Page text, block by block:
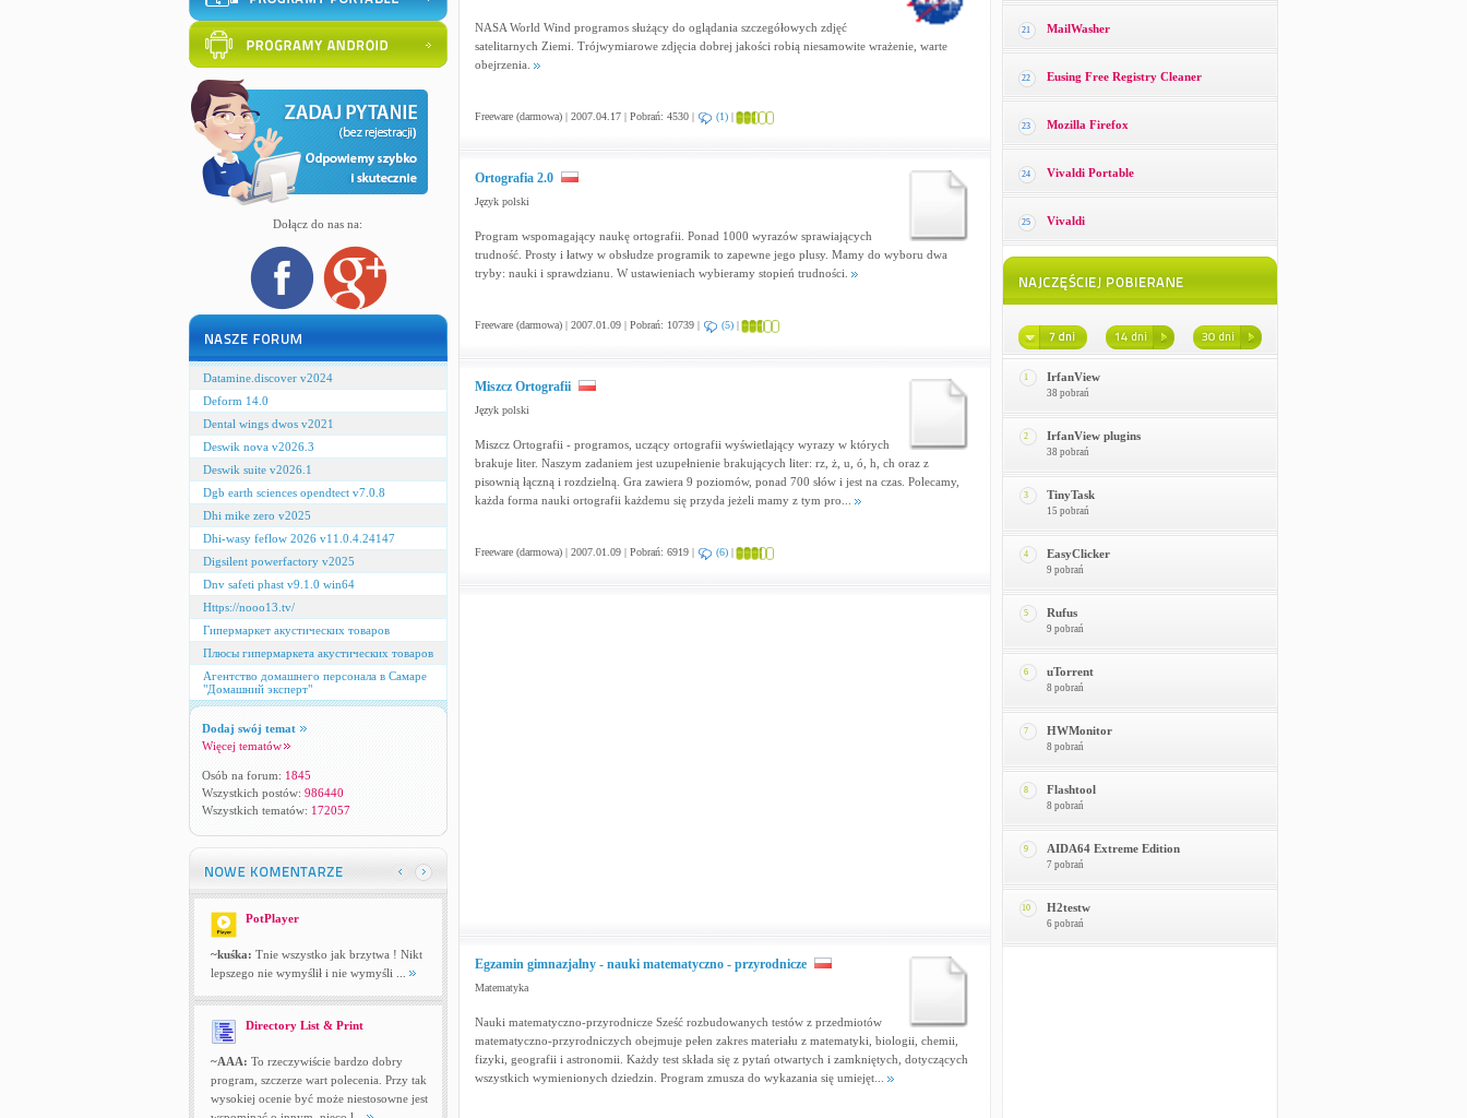
Dołącz do nas na:
Datamine.discover v2024
Deform 14.0
Dental wings dwos v2021
Deswik nova v2026.3
Deswik suite v2026.1
Dgb earth sciences opendtect v7.0.8
Dhi mike zero v2025
Dhi-wasy feflow 2026 v11.0.4.24147
Digsilent powerfactory v2025
Dnv safeti phast v9.1.0 win64
Https://nooo13.tv/
Гипермаркет акустических товаров
Плюсы гипермаркета акустических товаров
Агентство домашнего персонала в Самаре
"Домашний эксперт"
Dodaj swój temat
Więcej tematów
Osób na forum: 1845
Wszystkich postów: 986440
Wszystkich tematów: 172057
PotPlayer
~kuśka: Tnie wszystko jak brzytwa ! Nikt
lepszego nie wymyślił i nie wymyśli ...
Directory List & Print
~AAA: To rzeczywiście bardzo dobry
program, szczerze wart polecenia. Przy tak
wysokiej ocenie być może niestosowne jest
NASA World Wind programos służący do oglądania szczegółowych zdjęć
satelitarnych Ziemi. Trójwymiarowe zdjęcia dobrej jakości robią niesamowite wrażenie, warte
obejrzenia.
Freeware (darmowa) | 2007.04.17 | Pobrań: 4530 | (1)|
Ortografia 2.0
Język polski
Program wspomagający naukę ortografii. Ponad 1000 wyrazów sprawiających
trudność. Prosty i łatwy w obsłudze programik to zapewne jego plusy. Mamy do wyboru dwa
tryby: nauki i sprawdzianu. W ustawieniach wybieramy stopień trudności.
Freeware (darmowa) | 2007.01.09 | Pobrań: 10739 | (5)|
Miszcz Ortografii
Język polski
Miszcz Ortografii - programos, uczący ortografii wyświetlający wyrazy w których
brakuje liter. Naszym zadaniem jest uzupełnienie brakujących liter: rz, ż, u, ó, h, ch oraz z
pisownią łączną i rozdzielną. Gra zawiera 9 poziomów, ponad 700 słów i jest na czas. Polecamy,
każda forma nauki ortografii każdemu się przyda jeżeli mamy z tym pro...
Freeware (darmowa) | 2007.01.09 | Pobrań: 6919 | (6)|
Egzamin gimnazjalny - nauki matematyczno - przyrodnicze
Matematyka
Nauki matematyczno-przyrodnicze Sześć rozbudowanych testów z przedmiotów
matematyczno-przyrodniczych obejmuje pełen zakres materiału z matematyki, biologii, chemii,
fizyki, geografii i astronomii. Każdy test składa się z pytań otwartych i zamkniętych, dotyczących
wszystkich wymienionych dziedzin. Program zmusza do wykazania się umiejęt...
21 MailWasher
22 Eusing Free Registry Cleaner
23 Mozilla Firefox
24 Vivaldi Portable
25 Vivaldi
1 IrfanView
38 pobrań
2 IrfanView plugins
38 pobrań
3 TinyTask
15 pobrań
4 EasyClicker
9 pobrań
5 Rufus
9 pobrań
6 uTorrent
8 pobrań
7 HWMonitor
8 pobrań
8 Flashtool
8 pobrań
9 AIDA64 Extreme Edition
7 pobrań
10 H2testw
6 pobrań